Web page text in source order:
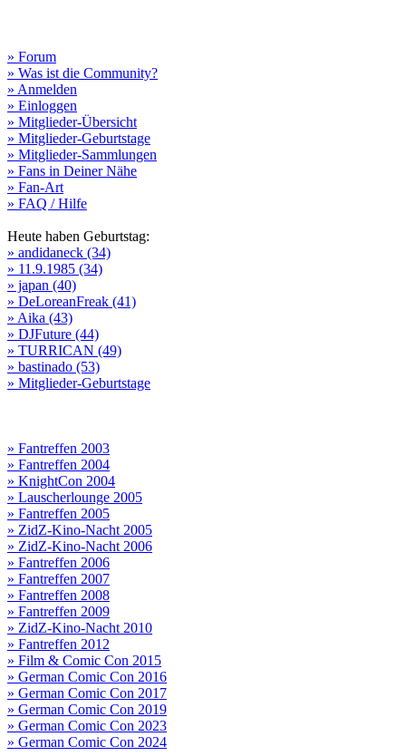
» Forum
» Was ist die Community?
» Anmelden
» Einloggen
» Mitglieder-Übersicht
» Mitglieder-Geburtstage
» Mitglieder-Sammlungen
» Fans in Deiner Nähe
» Fan-Art
» FAQ / Hilfe
Heute haben Geburtstag:
» andidaneck (34)
» 11.9.1985 (34)
» japan (40)
» DeLoreanFreak (41)
» Aika (43)
» DJFuture (44)
» TURRICAN (49)
» bastinado (53)
» Mitglieder-Geburtstage
» Fantreffen 2003
» Fantreffen 2004
» KnightCon 2004
» Lauscherlounge 2005
» Fantreffen 2005
» ZidZ-Kino-Nacht 2005
» ZidZ-Kino-Nacht 2006
» Fantreffen 2006
» Fantreffen 2007
» Fantreffen 2008
» Fantreffen 2009
» ZidZ-Kino-Nacht 2010
» Fantreffen 2012
» Film & Comic Con 2015
» German Comic Con 2016
» German Comic Con 2017
» German Comic Con 2019
» German Comic Con 2023
» German Comic Con 2024